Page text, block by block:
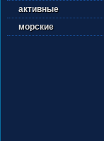
активные
морские